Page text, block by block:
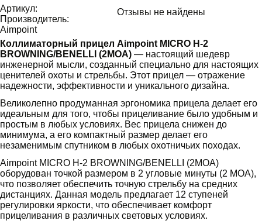
Артикул:
Производитель:
Aimpoint
Отзывы не найдены
Коллиматорный прицел Aimpoint MICRO H-2
BROWNING/BENELLI (2MOA) — настоящий шедевр
инженерной мысли, созданный специально для настоящих
ценителей охоты и стрельбы. Этот прицел — отражение
надежности, эффективности и уникального дизайна.
Великолепно продуманная эргономика прицела делает его
идеальным для того, чтобы прицеливание было удобным и
простым в любых условиях. Вес прицела снижен до
минимума, а его компактный размер делает его
незаменимым спутником в любых охотничьих походах.
Aimpoint MICRO H-2 BROWNING/BENELLI (2MOA)
оборудован точкой размером в 2 угловые минуты (2 MOA),
что позволяет обеспечить точную стрельбу на средних
дистанциях. Данная модель предлагает 12 ступеней
регулировки яркости, что обеспечивает комфорт
прицеливания в различных световых условиях.